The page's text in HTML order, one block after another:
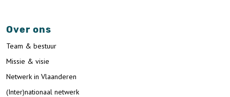
Over ons
Team & bestuur
Missie & visie
Netwerk in Vlaanderen
(Inter)nationaal netwerk